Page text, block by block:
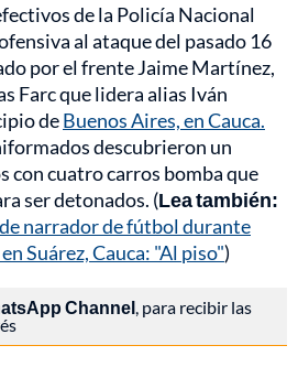
de la Policía Nacional
al ataque del pasado 16
por el frente Jaime Martínez,
Farc que lidera alias Iván
deBuenos Aires, en Cauca.
descubrieron un
con cuatro carros bomba que
ser detonados. (Lea también:
narrador de fútbol durante
Suárez, Cauca: "Al piso")
Channel , para recibir las